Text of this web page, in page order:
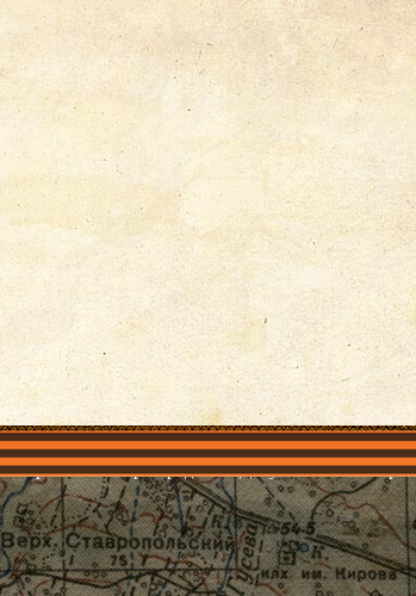
Проекты Герои рядом Документы Галерея